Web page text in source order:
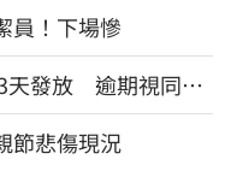
員！下場慘
天發放 逾期視同放
節悲傷現況